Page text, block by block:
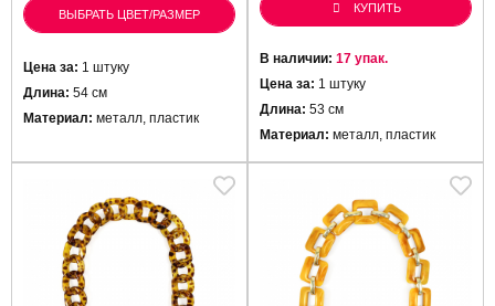
ВЫБРАТЬ ЦВЕТ/РАЗМЕР
Цена за: 1 штуку
Длина: 54 см
Материал: металл, пластик
КУПИТЬ
В наличии: 17 упак.
Цена за: 1 штуку
Длина: 53 см
Материал: металл, пластик